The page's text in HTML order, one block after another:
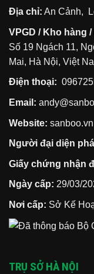
Địa chỉ: An Cảnh,
VPGD / Kho hàng
Số 19 Ngách 11,
Mai, Hà Nội, Việt
Điện thoại:
Email:
Website: sanboo.vn
Người đại diện
Giấy chứng nhận
Ngày cấp: 29/03/
Nơi cấp: Sở Kế
TRỤ SỞ HÀ NỘI